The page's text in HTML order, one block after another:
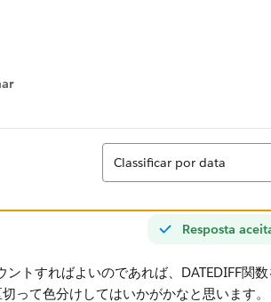
Classificar
Classificar por data
Resposta
トすればよいのであれば、DATEDIFF関数
って色分けしてはいかがかなと思います。